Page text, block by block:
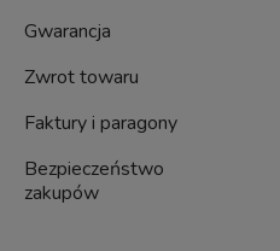
Gwarancja
Zwrot towaru
Faktury i paragony
Bezpieczeństwo
zakupów